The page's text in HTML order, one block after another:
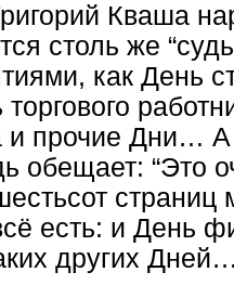
Кваша
столь же
как День
и прочие Дни…
обещает: “Это
страниц
есть: и День
других